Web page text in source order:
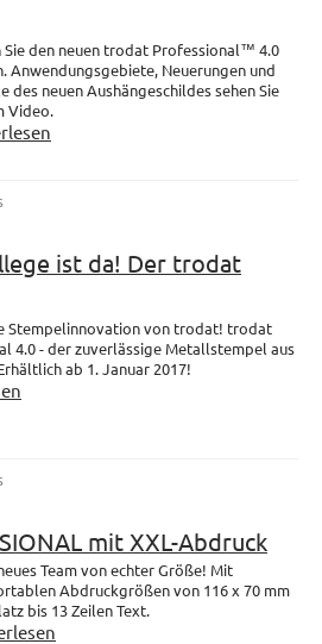
Sie den neuen trodat Professional™ 4.0
Anwendungsgebiete, Neuerungen und
des neuen Aushängeschildes sehen Sie
Video.
ist da! Der trodat
Stempelinnovation von trodat! trodat
4.0 - der zuverlässige Metallstempel aus
ab 1. Januar 2017!
mit XXL-Abdruck
Team von echter Größe! Mit
Abdruckgrößen von 116 x 70 mm
bis 13 Zeilen Text.